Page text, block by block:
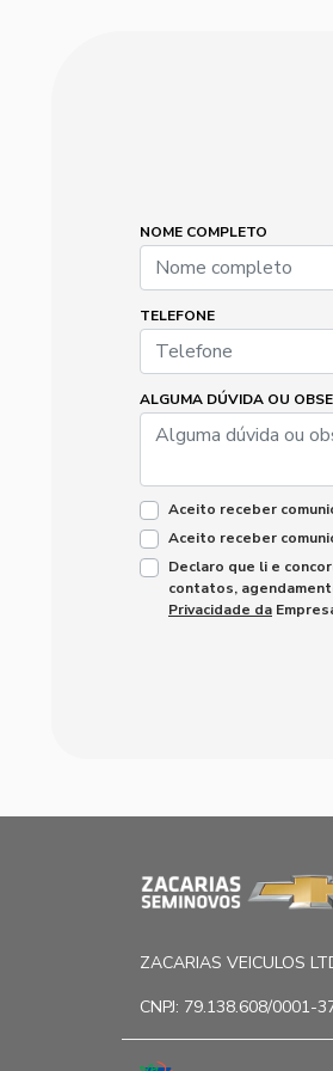
NOME COMPLETO
TELEFONE
ALGUMA DÚVIDA OU
Aceito receber
Aceito receber
Declaro que li e
contatos,
Privacidade da
ZACARIAS VEICULOS
CNPJ: 79.138.608/0001-